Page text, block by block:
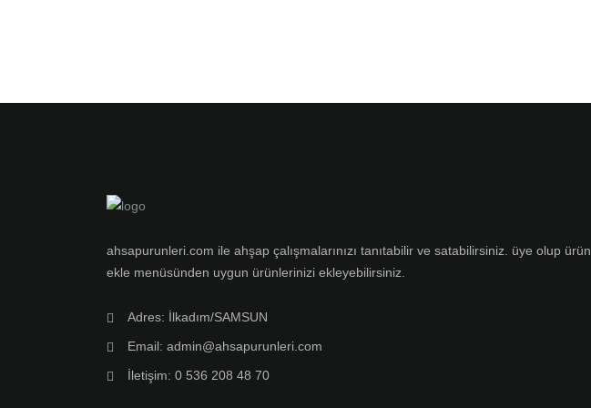
ahsapurunleri.com ile ahşap çalışmalarınızı tanıtabilir ve satabilirsiniz. üye olup ürün
ekle menüsünden uygun ürünlerinizi ekleyebilirsiniz.
Adres: İlkadım/SAMSUN
Email: admin@ahsapurunleri.com
İletişim: 0 536 208 48 70